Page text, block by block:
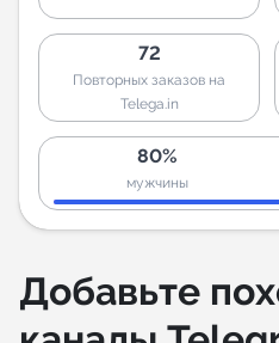
72
Повторных заказов на
Telega.in
80%
мужчины
Добавьте